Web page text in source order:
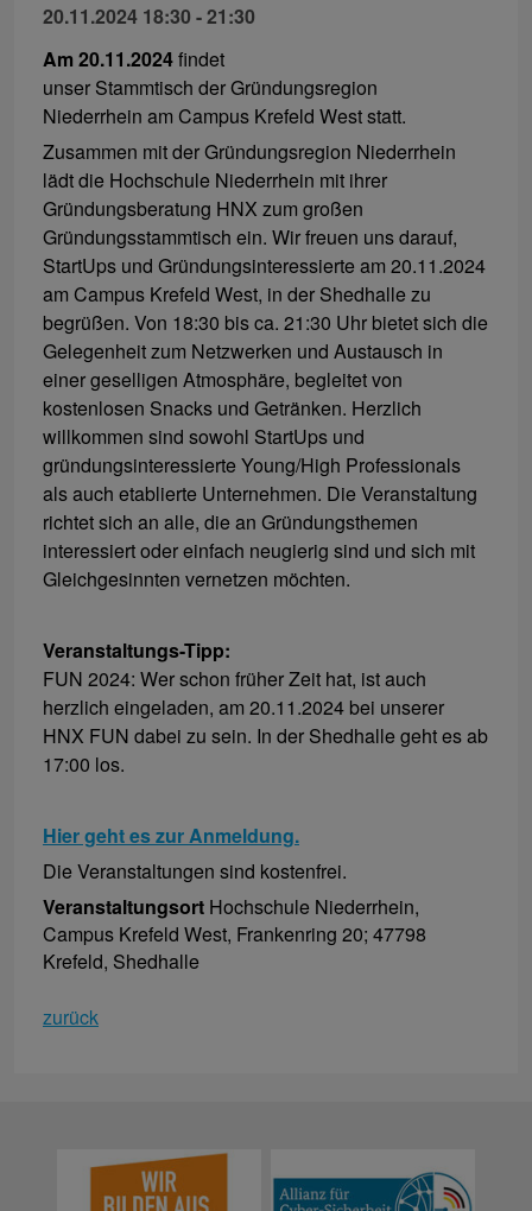
20.11.2024 18:30 - 21:30
Am 20.11.2024findet
unser Stammtisch der Gründungsregion
Niederrhein am Campus Krefeld West statt.
Zusammen mit der Gründungsregion Niederrhein
lädt die Hochschule Niederrhein mit ihrer
Gründungsberatung HNX zum großen
Gründungsstammtisch ein. Wir freuen uns darauf,
StartUps und Gründungsinteressierte am 20.11.2024
am Campus Krefeld West, in der Shedhalle zu
begrüßen. Von 18:30 bis ca. 21:30 Uhr bietet sich die
Gelegenheit zum Netzwerken und Austausch in
einer geselligen Atmosphäre, begleitet von
kostenlosen Snacks und Getränken. Herzlich
willkommen sind sowohl StartUps und
gründungsinteressierte Young/High Professionals
als auch etablierte Unternehmen. Die Veranstaltung
richtet sich an alle, die an Gründungsthemen
interessiert oder einfach neugierig sind und sich mit
Gleichgesinnten vernetzen möchten.
Veranstaltungs-Tipp:
FUN 2024: Wer schon früher Zeit hat, ist auch
herzlich eingeladen, am 20.11.2024 bei unserer
HNX FUN dabei zu sein. In der Shedhalle geht es ab
17:00 los.
Hier geht es zur Anmeldung.
Die Veranstaltungen sind kostenfrei.
Veranstaltungsort Hochschule Niederrhein,
Campus Krefeld West, Frankenring 20; 47798
Krefeld, Shedhalle
zurück